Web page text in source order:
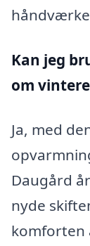
Kan jeg
om
Ja, med
Daugård
nyde
komforten